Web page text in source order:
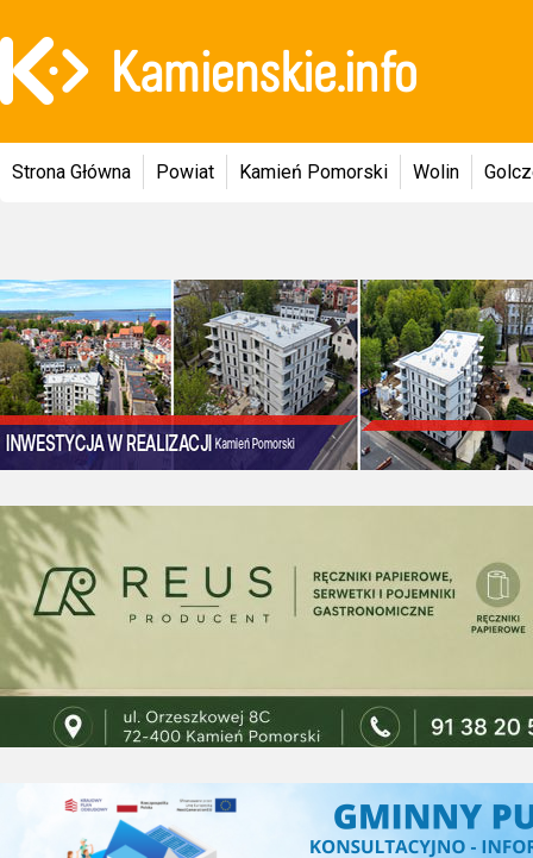
Strona Główna Powiat Kamień Pomorski Wolin